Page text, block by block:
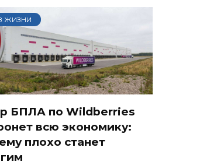
ЖИЗНИ
БПЛА по Wildberries
всю экономику:
плохо станет